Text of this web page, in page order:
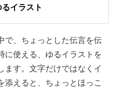
05:21
09:41
ボックス 11:59
イラスト
で、ちょっとした伝言を伝
に使える、ゆるイラストを
ます。文字だけではなくイ
添えると、ちょっとほっこ